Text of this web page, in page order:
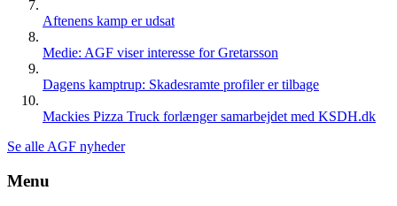
Aftenens kamp er udsat
Medie: AGF viser interesse for Gretarsson
Dagens kamptrup: Skadesramte profiler er tilbage
Mackies Pizza Truck forlænger samarbejdet med KSDH.dk
Se alle AGF nyheder
Menu